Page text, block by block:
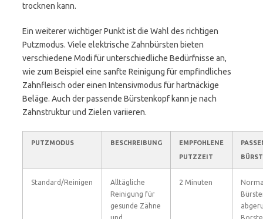
trocknen kann.
Ein weiterer wichtiger Punkt ist die Wahl des richtigen
Putzmodus. Viele elektrische Zahnbürsten bieten
verschiedene Modi für unterschiedliche Bedürfnisse an,
wie zum Beispiel eine sanfte Reinigung für empfindliches
Zahnfleisch oder einen Intensivmodus für hartnäckige
Beläge. Auch der passende Bürstenkopf kann je nach
Zahnstruktur und Zielen variieren.
PUTZMODUS BESCHREIBUNG
EMPFOHLENE
PUTZZEIT
Standard/Reinigen
Alltägliche
Reinigung für
gesunde Zähne
2 Minuten